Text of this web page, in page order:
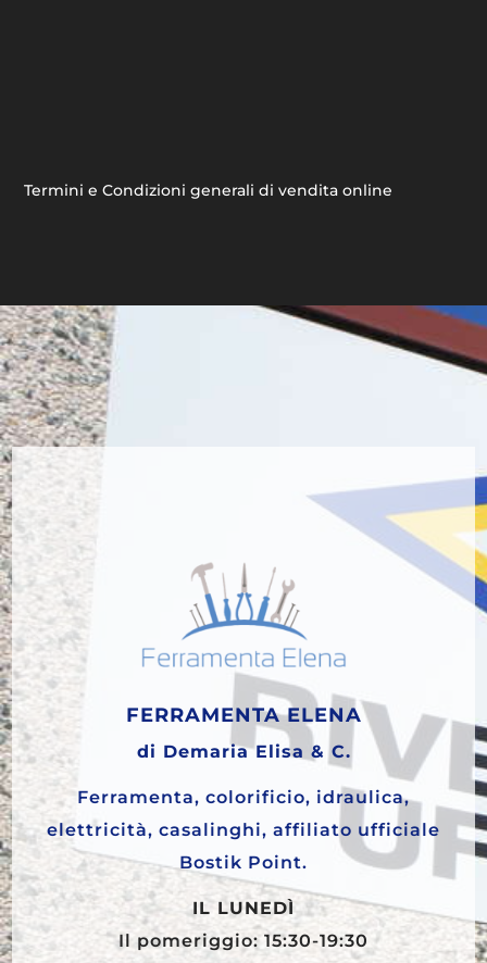
Termini e Condizioni generali di vendita online
FERRAMENTA ELENA
di Demaria Elisa & C.
Ferramenta, colorificio, idraulica,
elettricità, casalinghi, affiliato ufficiale
Bostik Point.
IL LUNEDÌ
Il pomeriggio: 15:30-19:30